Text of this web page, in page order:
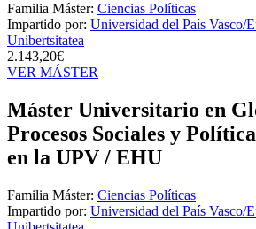
Familia Máster: Ciencias Políticas
Impartido por: Universidad del País Vasco/
Unibertsitatea
2.143,20€
VER MÁSTER
Máster Universitario en
Procesos Sociales y
en la UPV / EHU
Familia Máster: Ciencias Políticas
Impartido por: Universidad del País Vasco/